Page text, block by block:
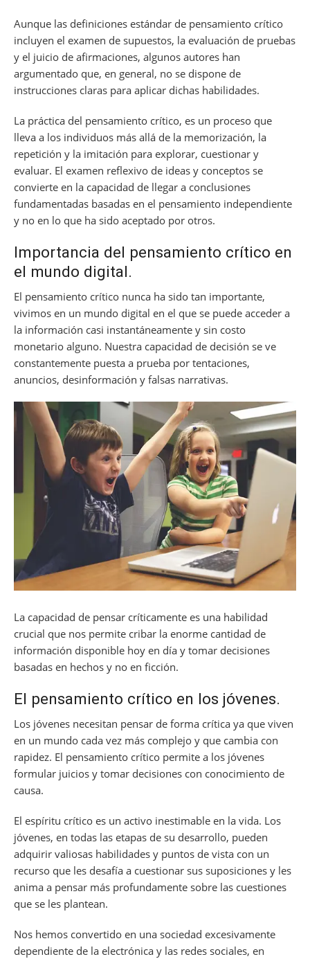
Aunque las definiciones estándar de pensamiento crítico
incluyen el examen de supuestos, la evaluación de pruebas
y el juicio de afirmaciones, algunos autores han
argumentado que, en general, no se dispone de
instrucciones claras para aplicar dichas habilidades.
La práctica del pensamiento crítico, es un proceso que
lleva a los individuos más allá de la memorización, la
repetición y la imitación para explorar, cuestionar y
evaluar. El examen reflexivo de ideas y conceptos se
convierte en la capacidad de llegar a conclusiones
fundamentadas basadas en el pensamiento independiente
y no en lo que ha sido aceptado por otros.
Importancia del pensamiento crítico en
el mundo digital.
El pensamiento crítico nunca ha sido tan importante,
vivimos en un mundo digital en el que se puede acceder a
la información casi instantáneamente y sin costo
monetario alguno. Nuestra capacidad de decisión se ve
constantemente puesta a prueba por tentaciones,
anuncios, desinformación y falsas narrativas.
La capacidad de pensar críticamente es una habilidad
crucial que nos permite cribar la enorme cantidad de
información disponible hoy en día y tomar decisiones
basadas en hechos y no en ficción.
El pensamiento crítico en los jóvenes.
Los jóvenes necesitan pensar de forma crítica ya que viven
en un mundo cada vez más complejo y que cambia con
rapidez. El pensamiento crítico permite a los jóvenes
formular juicios y tomar decisiones con conocimiento de
causa.
El espíritu crítico es un activo inestimable en la vida. Los
jóvenes, en todas las etapas de su desarrollo, pueden
adquirir valiosas habilidades y puntos de vista con un
recurso que les desafía a cuestionar sus suposiciones y les
anima a pensar más profundamente sobre las cuestiones
que se les plantean.
Nos hemos convertido en una sociedad excesivamente
dependiente de la electrónica y las redes sociales, en